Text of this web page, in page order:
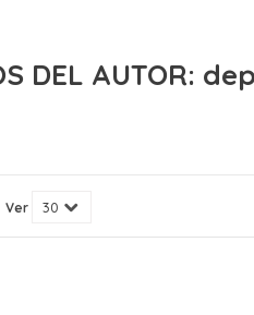
DEL AUTOR:
Ver